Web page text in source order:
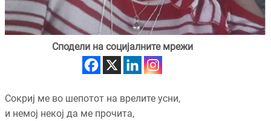
Сподели на социјалните мрежи
Сокриј ме во шепотот на врелите усни,
и немој некој да ме прочита,